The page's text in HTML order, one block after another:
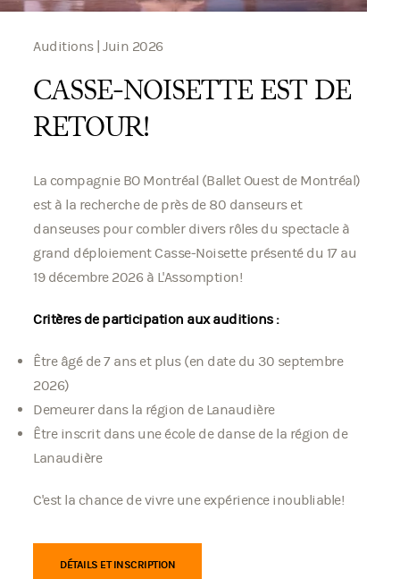
Auditions | Juin 2026
CASSE-NOISETTE EST DE
RETOUR!
La compagnie BO Montréal (Ballet Ouest de Montréal)
est à la recherche de près de 80 danseurs et
danseuses pour combler divers rôles du spectacle à
grand déploiement Casse-Noisette présenté du 17 au
19 décembre 2026 à L'Assomption!
Critères de participation aux auditions :
Être âgé de 7 ans et plus (en date du 30 septembre
2026)
Demeurer dans la région de Lanaudière
Être inscrit dans une école de danse de la région de
Lanaudière
C'est la chance de vivre une expérience inoubliable!
DÉTAILS ET INSCRIPTION